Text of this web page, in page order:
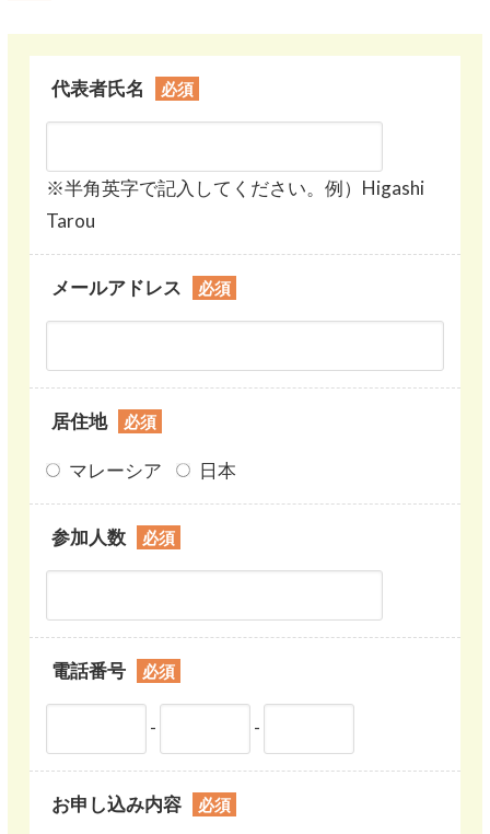
代表者氏名 必須
※半角英字で記入してください。例）Higashi
Tarou
メールアドレス 必須
居住地 必須
マレーシア 日本
参加人数 必須
電話番号 必須
- -
お申し込み内容 必須